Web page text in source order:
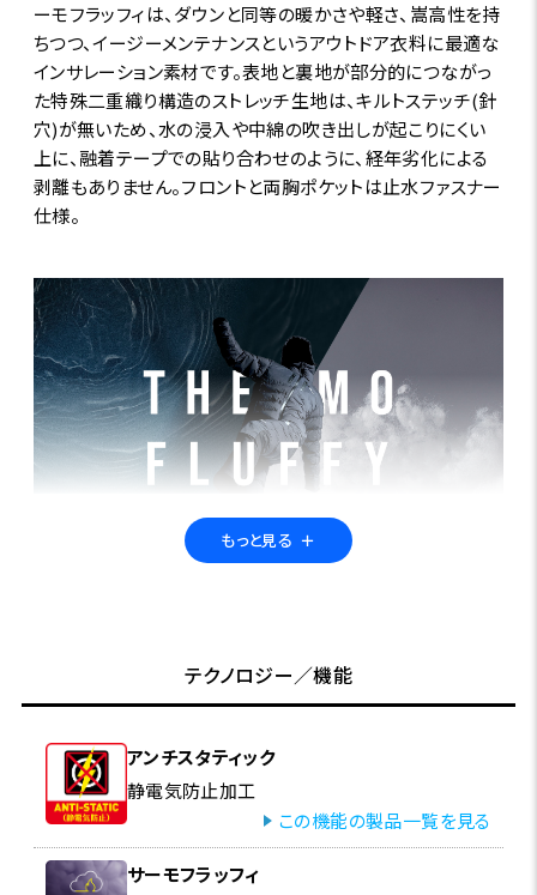
ーモフラッフィは、ダウンと同等の暖かさや軽さ、嵩高性を持
ちつつ、イージーメンテナンスというアウトドア衣料に最適な
インサレーション素材です。表地と裏地が部分的につながっ
た特殊二重織り構造のストレッチ生地は、キルトステッチ(針
穴)が無いため、水の浸入や中綿の吹き出しが起こりにくい
上に、融着テープでの貼り合わせのように、経年劣化による
剥離もありません。フロントと両胸ポケットは止水ファスナー
仕様。
し、ダウンと同等の暖かさと軽さを実現。独自のストレッチ生地と特
さまざまなアクティビティにも最適です。エシカルな選択肢として、新
たな快適性を提案します。
特集ページはこちら
もっと見る ＋
テクノロジー／機能
アンチスタティック
静電気防止加工
この機能の製品一覧を見る
サーモフラッフィ